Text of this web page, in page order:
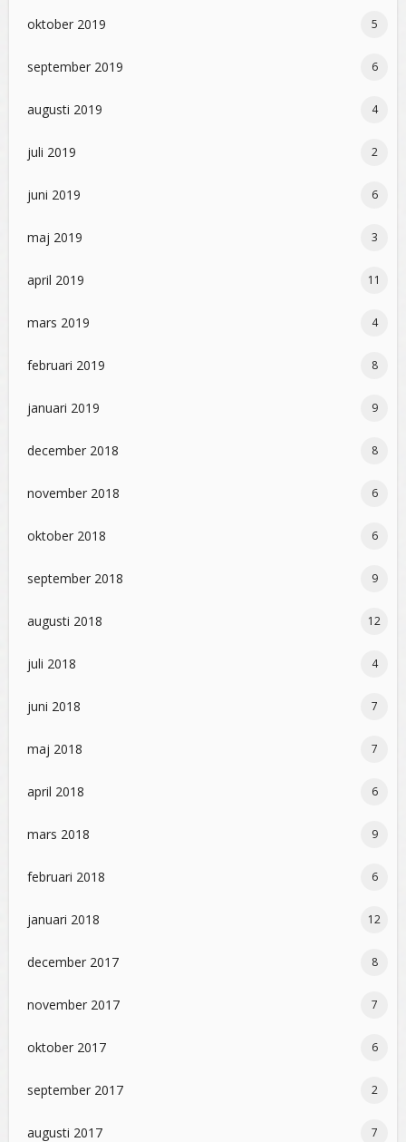
oktober 2019 5
september 2019 6
augusti 2019 4
juli 2019 2
juni 2019 6
maj 2019 3
april 2019 11
mars 2019 4
februari 2019 8
januari 2019 9
december 2018 8
november 2018 6
oktober 2018 6
september 2018 9
augusti 2018 12
juli 2018 4
juni 2018 7
maj 2018 7
april 2018 6
mars 2018 9
februari 2018 6
januari 2018 12
december 2017 8
november 2017 7
oktober 2017 6
september 2017 2
augusti 2017 7